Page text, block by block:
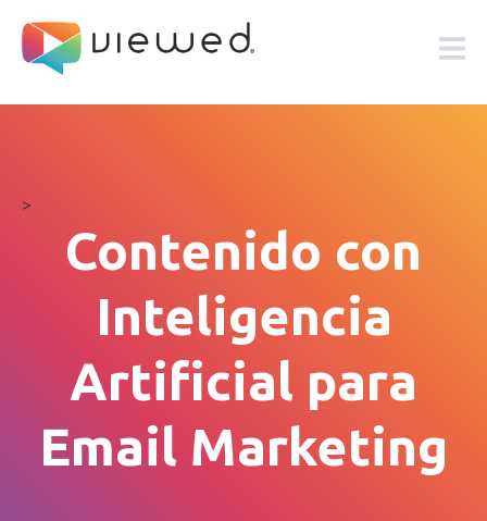
>
Contenido con
Inteligencia
Artificial para
Email Marketing